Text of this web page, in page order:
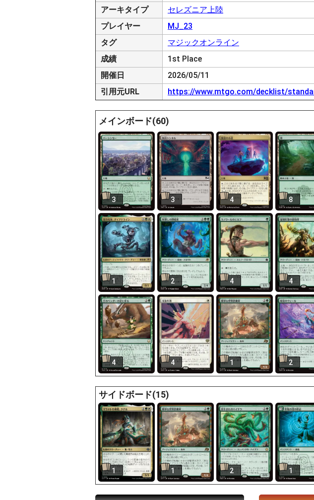
アーキタイプ
セレズニア上陸
プレイヤー
MJ_23
タグ
マジックオンライン
成績
1st Place
開催日
2026/05/11
引用元URL
https://www.mtgo.com/decklist/
メインボード(60)
3 3 4 8
1 2 4 4
4 4 1 2
サイドボード(15)
1 1 2 1